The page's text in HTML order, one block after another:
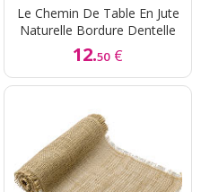
Le Chemin De Table En Jute
Naturelle Bordure Dentelle
12.50 €